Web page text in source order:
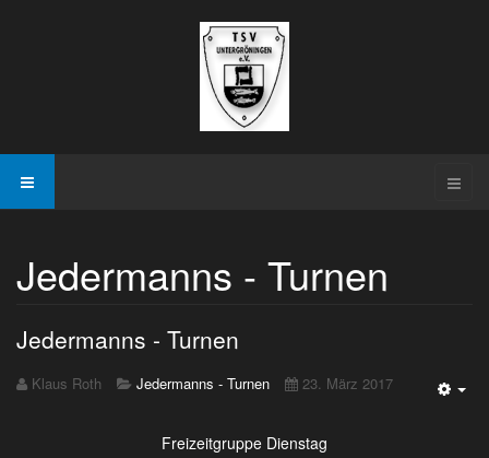
Jedermanns - Turnen
Jedermanns - Turnen
Klaus Roth Jedermanns - Turnen 23. März 2017
Freizeitgruppe Dienstag